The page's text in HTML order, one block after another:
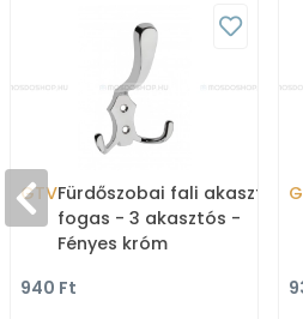
GTVFürdőszobai fali akasztó,
fogas - 3 akasztós -
Fényes króm
940 Ft